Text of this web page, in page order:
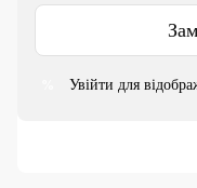
Увійти для